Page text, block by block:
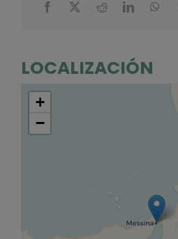
LOCALIZACIÓN
+
−